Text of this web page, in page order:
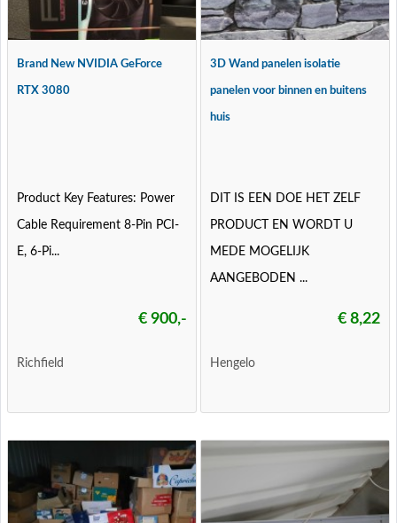
Brand New NVIDIA GeForce
RTX 3080
Product Key Features: Power
Cable Requirement 8-Pin PCI-
E, 6-Pi...
€ 900,-
Richfield
3D Wand panelen isolatie
panelen voor binnen en buitens
huis
DIT IS EEN DOE HET ZELF
PRODUCT EN WORDT U
MEDE MOGELIJK
AANGEBODEN ...
€ 8,22
Hengelo